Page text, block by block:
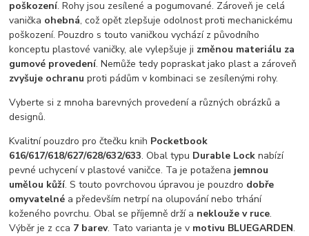
poškození. Rohy jsou zesílené a pogumované. Zároveň je celá
vanička ohebná, což opět zlepšuje odolnost proti mechanickému
poškození. Pouzdro s touto vaničkou vychází z původního
konceptu plastové vaničky, ale vylepšuje ji změnou materiálu za
gumové provedení. Nemůže tedy popraskat jako plast a zároveň
zvyšuje ochranu proti pádům v kombinaci se zesílenými rohy.
Vyberte si z mnoha barevných provedení a různých obrázků a
designů.
Kvalitní pouzdro pro čtečku knih Pocketbook
616/617/618/627/628/632/633. Obal typu Durable Locknabízí
pevné uchycení v plastové vaničce. Ta je potažena jemnou
umělou kůží. S touto povrchovou úpravou je pouzdro dobře
omyvatelné a především netrpí na olupování nebo trhání
koženého povrchu. Obal se příjemně drží a neklouže v ruce.
Výběr je z cca 7 barev. Tato varianta je v motivu BLUEGARDEN.